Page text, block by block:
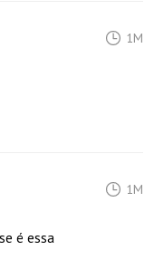
1M
1M
é essa